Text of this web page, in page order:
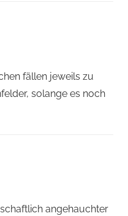
fällen jeweils zu
solange es noch
angehauchter